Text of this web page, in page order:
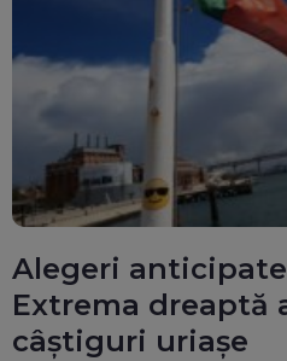
Alegeri
Extrema dreaptă
câștiguri uriașe